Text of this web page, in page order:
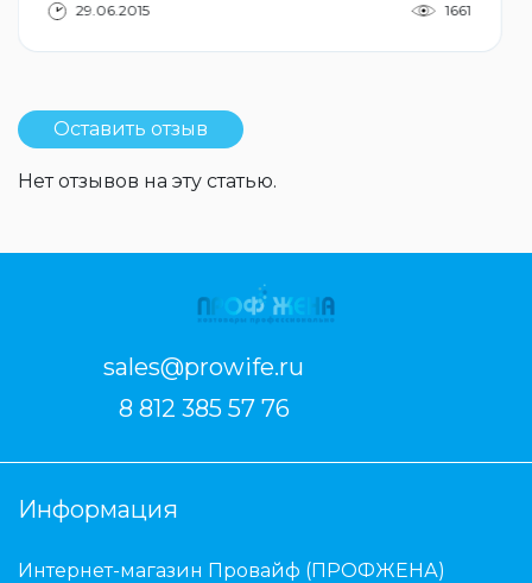
29.06.2015 1661
Оставить отзыв
Нет отзывов на эту статью.
sales@prowife.ru
8 812 385 57 76
Информация
Интернет-магазин Провайф (ПРОФЖЕНА)